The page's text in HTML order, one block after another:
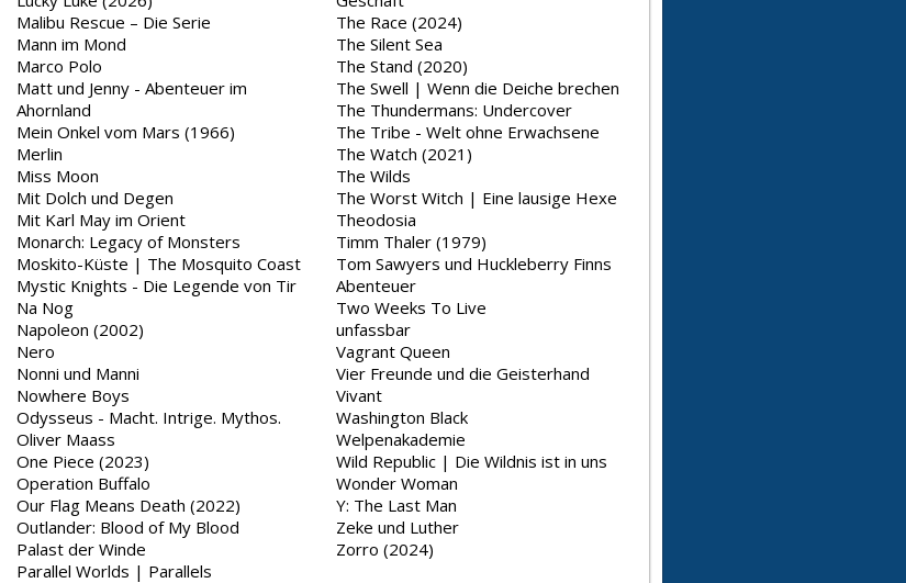
Malibu Rescue – Die Serie
Mann im Mond
Marco Polo
Matt und Jenny - Abenteuer im
Ahornland
Mein Onkel vom Mars (1966)
Merlin
Miss Moon
Mit Dolch und Degen
Mit Karl May im Orient
Monarch: Legacy of Monsters
Moskito-Küste | The Mosquito Coast
Mystic Knights - Die Legende von Tir
Na Nog
Napoleon (2002)
Nero
Nonni und Manni
Nowhere Boys
Odysseus - Macht. Intrige. Mythos.
Oliver Maass
One Piece (2023)
Operation Buffalo
Our Flag Means Death (2022)
Outlander: Blood of My Blood
Palast der Winde
Parallel Worlds | Parallels
The Race (2024)
The Silent Sea
The Stand (2020)
The Swell | Wenn die Deiche brechen
The Thundermans: Undercover
The Tribe - Welt ohne Erwachsene
The Watch (2021)
The Wilds
The Worst Witch | Eine lausige Hexe
Theodosia
Timm Thaler (1979)
Tom Sawyers und Huckleberry Finns
Abenteuer
Two Weeks To Live
unfassbar
Vagrant Queen
Vier Freunde und die Geisterhand
Vivant
Washington Black
Welpenakademie
Wild Republic | Die Wildnis ist in uns
Wonder Woman
Y: The Last Man
Zeke und Luther
Zorro (2024)